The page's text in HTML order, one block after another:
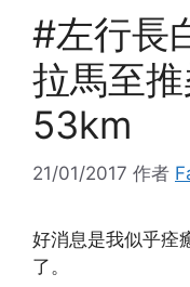
#左行長
拉馬至
53km
21/01/2017 作者
好消息是我似乎痊
了。